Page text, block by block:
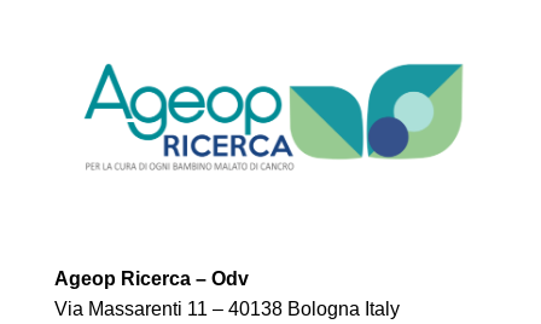
Ageop Ricerca – Odv
Via Massarenti 11 – 40138 Bologna Italy